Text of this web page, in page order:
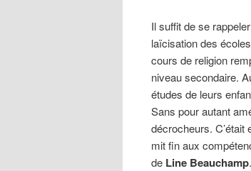
Il suffit de se
laïcisation des
cours de religion
niveau secondaire.
études de leurs
Sans pour autant
décrocheurs.
mit fin aux
de Line Beauchamp